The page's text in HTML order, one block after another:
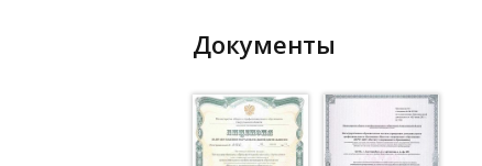
Документы